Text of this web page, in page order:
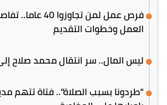
فرص عمل لمن
العمل وخطوات التقديم
ليس المال.. سر انتقال محمد صلاح
"طردونا بسبب الصلاة".. فتاة تتهم